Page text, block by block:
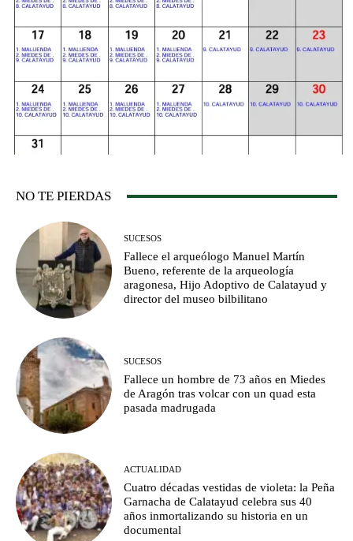
NO TE PIERDAS
SUCESOS
Fallece el arqueólogo Manuel Martín
Bueno, referente de la arqueología
aragonesa, Hijo Adoptivo de Calatayud y
director del museo bilbilitano
SUCESOS
Fallece un hombre de 73 años en Miedes
de Aragón tras volcar con un quad esta
pasada madrugada
ACTUALIDAD
Cuatro décadas vestidas de violeta: la Peña
Garnacha de Calatayud celebra sus 40
años inmortalizando su historia en un
documental